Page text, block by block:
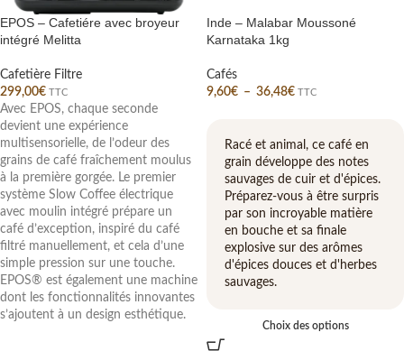
EPOS – Cafetiére avec broyeur
intégré Melitta
Cafetière Filtre
299,00€ TTC
Avec EPOS, chaque seconde
devient une expérience
multisensorielle, de l’odeur des
grains de café fraîchement moulus
à la première gorgée. Le premier
système Slow Coffee électrique
avec moulin intégré prépare un
café d’exception, inspiré du café
filtré manuellement, et cela d’une
simple pression sur une touche.
EPOS® est également une machine
dont les fonctionnalités innovantes
s’ajoutent à un design esthétique.
Inde – Malabar Moussoné
Karnataka 1kg
Cafés
9,60€ – 36,48€ TTC
Racé et animal, ce café en
grain développe des notes
sauvages de cuir et d'épices.
Préparez-vous à être surpris
par son incroyable matière
en bouche et sa finale
explosive sur des arômes
d'épices douces et d'herbes
sauvages.
Choix des options